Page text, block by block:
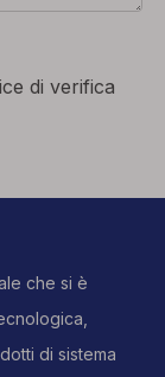
che si è
di sistema